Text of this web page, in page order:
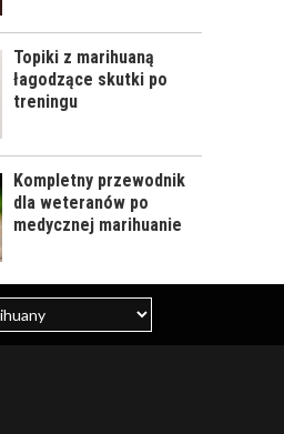
Topiki z marihuaną
łagodzące skutki po
treningu
Kompletny przewodnik
dla weteranów po
medycznej marihuanie